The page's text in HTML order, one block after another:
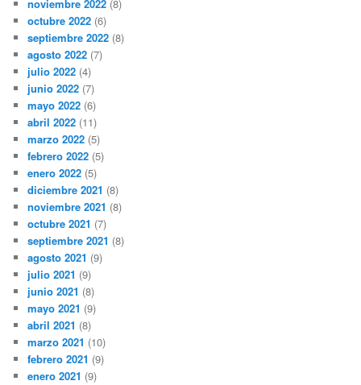
noviembre 2022 (8)
octubre 2022 (6)
septiembre 2022 (8)
agosto 2022 (7)
julio 2022 (4)
junio 2022 (7)
mayo 2022 (6)
abril 2022 (11)
marzo 2022 (5)
febrero 2022 (5)
enero 2022 (5)
diciembre 2021 (8)
noviembre 2021 (8)
octubre 2021 (7)
septiembre 2021 (8)
agosto 2021 (9)
julio 2021 (9)
junio 2021 (8)
mayo 2021 (9)
abril 2021 (8)
marzo 2021 (10)
febrero 2021 (9)
enero 2021 (9)